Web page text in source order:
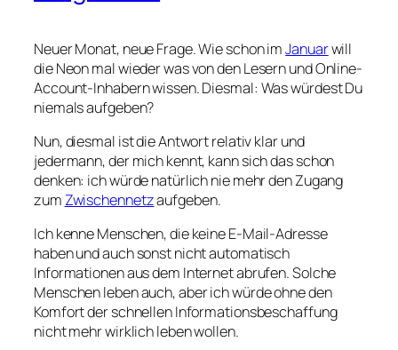
Neuer Monat, neue Frage. Wie schon imJanuarwill
die Neon mal wieder was von den Lesern und Online-
Account-Inhabern wissen. Diesmal: Was würdest Du
niemals aufgeben?
Nun, diesmal ist die Antwort relativ klar und
jedermann, der mich kennt, kann sich das schon
denken: ich würde natürlich nie mehr den Zugang
zum Zwischennetzaufgeben.
Ich kenne Menschen, die keine E-Mail-Adresse
haben und auch sonst nicht automatisch
Informationen aus dem Internet abrufen. Solche
Menschen leben auch, aber ich würde ohne den
Komfort der schnellen Informationsbeschaffung
nicht mehr wirklich leben wollen.